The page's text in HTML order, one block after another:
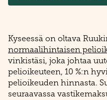
Kyseessä on oltava
normaalihintaisen
vinkistäsi, joka johtaa
pelioikeuteen, 10 %:n
pelioikeuden hinnasta.
seuraavassa